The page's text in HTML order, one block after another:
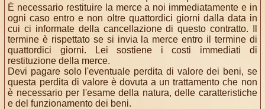
È necessario restituire la merce a noi immediatamente e in
ogni caso entro e non oltre quattordici giorni dalla data in
cui ci informate della cancellazione di questo contratto. Il
termine è rispettato se si invia la merce entro il termine di
quattordici giorni. Lei sostiene i costi immediati di
restituzione della merce.
Devi pagare solo l'eventuale perdita di valore dei beni, se
questa perdita di valore è dovuta a un trattamento che non
è necessario per l'esame della natura, delle caratteristiche
e del funzionamento dei beni.